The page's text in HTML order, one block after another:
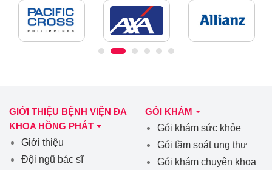
GIỚI THIỆU BỆNH VIỆN ĐA
KHOA HỒNG PHÁT
Giới thiệu
Đội ngũ bác sĩ
GÓI KHÁM
Gói khám sức khỏe
Gói tầm soát ung thư
Gói khám chuyên khoa